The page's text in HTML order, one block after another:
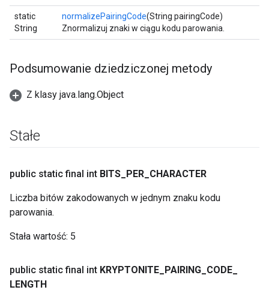
static
String
normalizePairingCode(String pairingCode)
Znormalizuj znaki w ciągu kodu parowania.
Podsumowanie dziedziczonej metody
Z klasy java.lang.Object
Stałe
public static final int BITS PER CHARACTER
Liczba bitów zakodowanych w jednym znaku kodu
parowania.
Stała wartość: 5
public static final int KRYPTONITE PAIRING CODE
LENGTH